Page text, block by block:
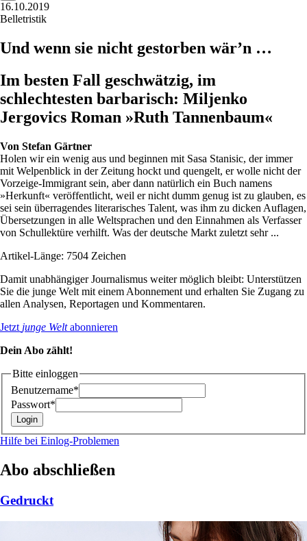
16.10.2019
Belletristik
Und wenn sie nicht gestorben wär’n …
Im besten Fall geschwätzig, im
schlechtesten barbarisch: Miljenko
Jergovics Roman »Ruth Tannenbaum«
Von Stefan Gärtner
Holen wir ein wenig aus und beginnen mit Sasa Stanisic, der immer
mit Welpenblick in der Zeitung hockt und quengelt, er wolle nicht der
Vorzeige-Immigrant sein, aber dann natürlich ein Buch namens
»Herkunft« veröffentlicht, weil er nicht dumm genug ist zu glauben, es
sei sein überragendes literarisches Talent, was ihm zu dicken Auflagen,
Übersetzungen in alle Weltsprachen und den Einnahmen als Verfasser
von Schullektüre verhilft. Was der deutsche Markt zuletzt sehr ...
Artikel-Länge: 7504 Zeichen
Damit unabhängiger Journalismus weiter möglich bleibt: Unterstützen
Sie die junge Welt mit einem Abonnement und erhalten Sie Zugang zu
allen Analysen, Reportagen und Kommentaren.
Jetzt junge Weltabonnieren
Dein Abo zählt!
Bitte einloggen
Benutzername*
Passwort*
Hilfe bei Einlog-Problemen
Abo abschließen
Gedruckt